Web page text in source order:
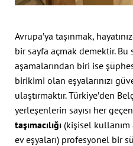
Avrupa’ya taşınmak,
bir sayfa açmak demektir.
aşamalarından biri ise
birikimi olan eşyalarınızı
ulaştırmaktır. Türkiye’den
yerleşenlerin sayısı her
taşımacılığı (kişisel kullanım
ev eşyaları) profesyonel bir